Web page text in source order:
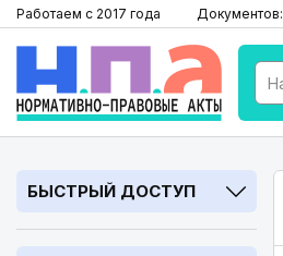
Работаем с 2017 года Документов:
БЫСТРЫЙ ДОСТУП